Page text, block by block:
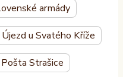
armády
u Svatého Kříže
Pošta Strašice